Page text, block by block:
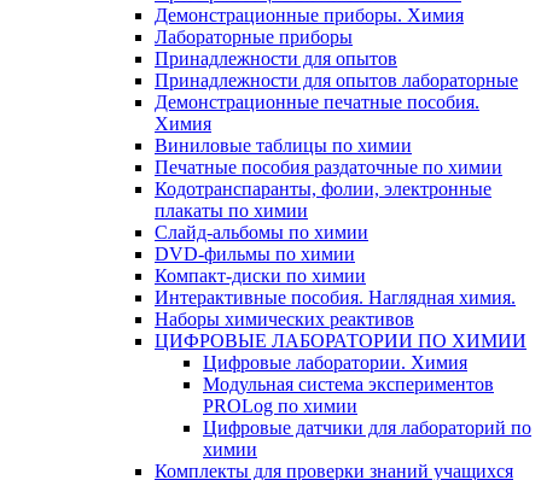
Демонстрационные приборы. Химия
Лабораторные приборы
Принадлежности для опытов
Принадлежности для опытов лабораторные
Демонстрационные печатные пособия.
Химия
Виниловые таблицы по химии
Печатные пособия раздаточные по химии
Кодотранспаранты, фолии, электронные
плакаты по химии
Слайд-альбомы по химии
DVD-фильмы по химии
Компакт-диски по химии
Интерактивные пособия. Наглядная химия.
Наборы химических реактивов
ЦИФРОВЫЕ ЛАБОРАТОРИИ ПО ХИМИИ
Цифровые лаборатории. Химия
Модульная система экспериментов
PROLog по химии
Цифровые датчики для лабораторий по
химии
Комплекты для проверки знаний учащихся